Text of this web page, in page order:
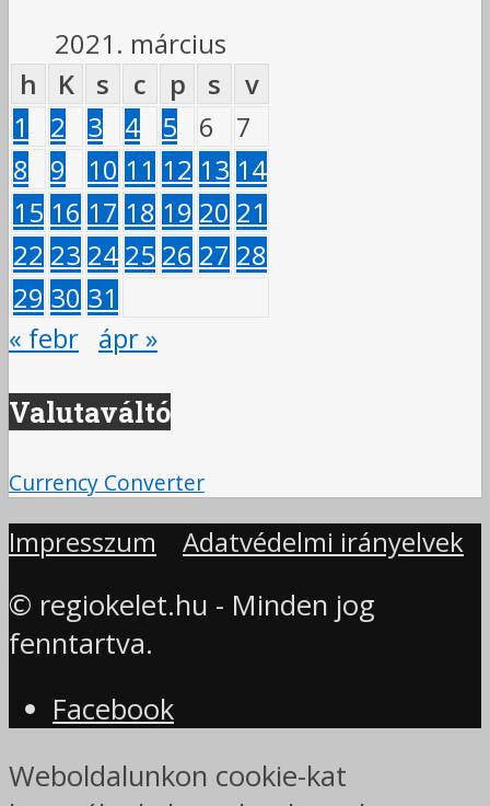
2021. március
h
K s c p s
v
1
2 3 4 5 6
7
8
9 10 11 12 13 14
15 16 17 18 19 20 21
22 23 24 25 26 27 28
29 30 31
« febr ápr »
Valutaváltó
Currency Converter
Impresszum Adatvédelmi irányelvek
© regiokelet.hu - Minden jog
fenntartva.
Facebook
Weboldalunkon cookie-kat